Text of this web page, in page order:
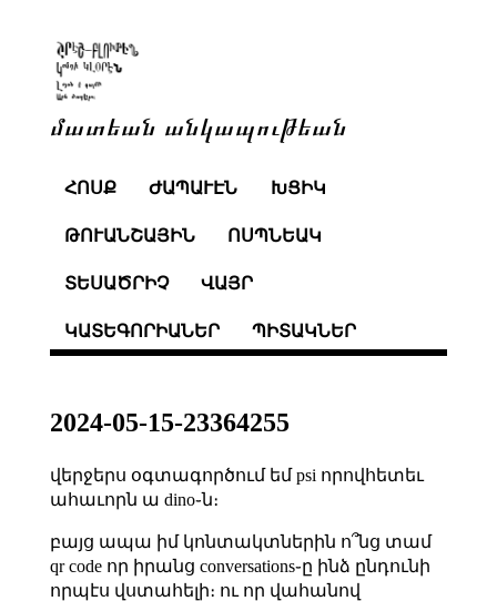
մատեան անկապութեան
ՀՈՍՔ ԺԱՊԱՒԷՆ ԽՑԻԿ
ԹՈՒԱՆՇԱՅԻՆ ՈՍՊՆԵԱԿ
ՏԵՍԱԾՐԻՉ ՎԱՅՐ
ԿԱՏԵԳՈՐԻԱՆԵՐ ՊԻՏԱԿՆԵՐ
2024-05-15-23364255
վերջերս օգտագործում եմ psi որովհետեւ
ահաւորն ա dino֊ն։
բայց ապա իմ կոնտակտներին ո՞նց տամ
qr code որ իրանց conversations֊ը ինձ ընդունի
որպէս վստահելի։ ու որ վահանով